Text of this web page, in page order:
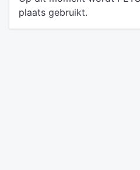
plaats gebruikt.